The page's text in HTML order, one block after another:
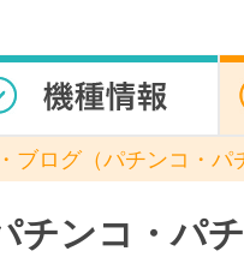
ブログ（パチンコ・パ
チンコ・パ